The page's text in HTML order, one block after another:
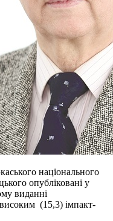
національного
опубліковані у
виданні
(15,3) імпакт-